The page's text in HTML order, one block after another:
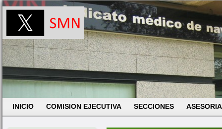
INICIO COMISION EJECUTIVA SECCIONES